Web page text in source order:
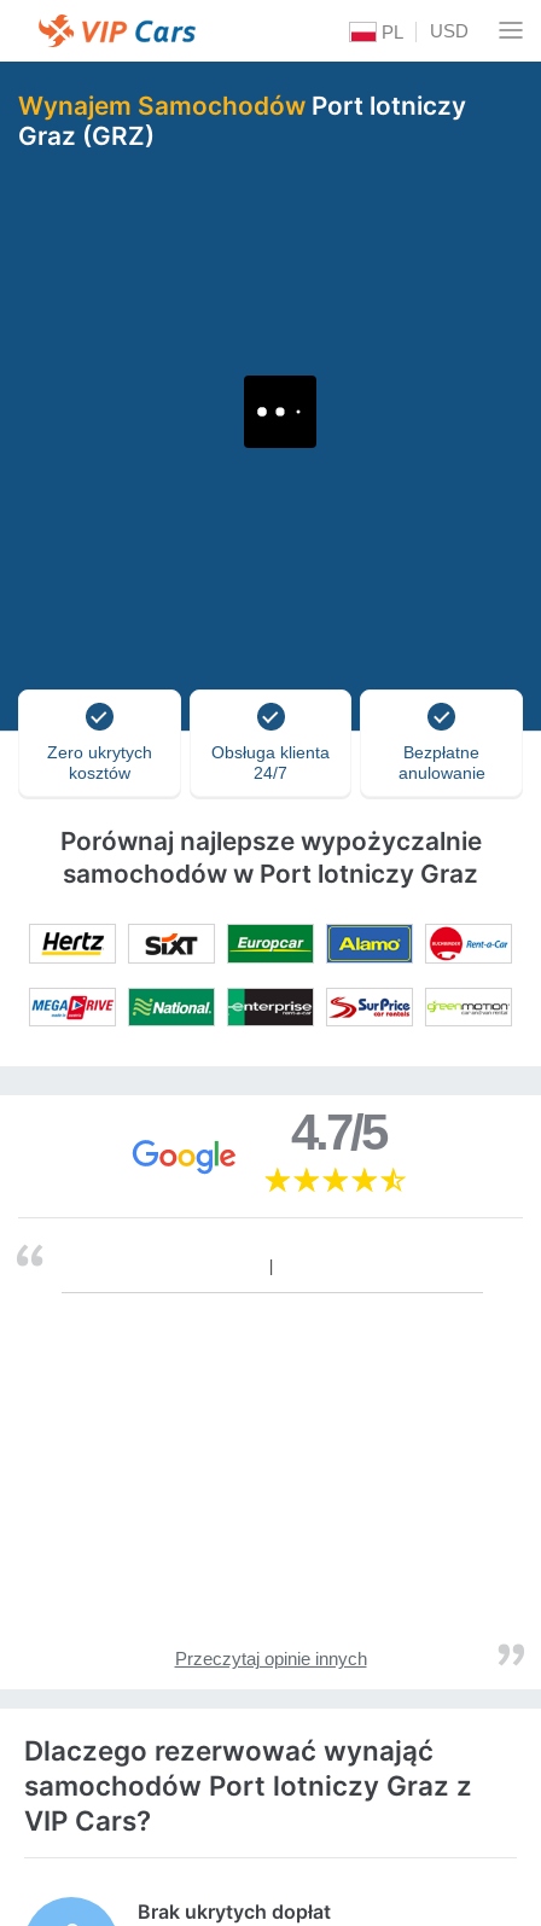
PL USD
Wynajem Samochodów Port lotniczy
Graz (GRZ)
Zero ukrytych
kosztów
Obsługa klienta
24/7
Bezpłatne
anulowanie
Porównaj najlepsze wypożyczalnie
samochodów w Port lotniczy Graz
4.7/5
Przeczytaj opinie innych
Dlaczego rezerwować wynająć
samochodów Port lotniczy Graz z
VIP Cars?
Brak ukrytych dopłat